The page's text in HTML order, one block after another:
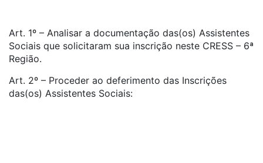
Art. 1º – Analisar a documentação das(os) Assistentes
Sociais que solicitaram sua inscrição neste CRESS – 6ª
Região.
Art. 2º – Proceder ao deferimento das Inscrições
das(os) Assistentes Sociais: